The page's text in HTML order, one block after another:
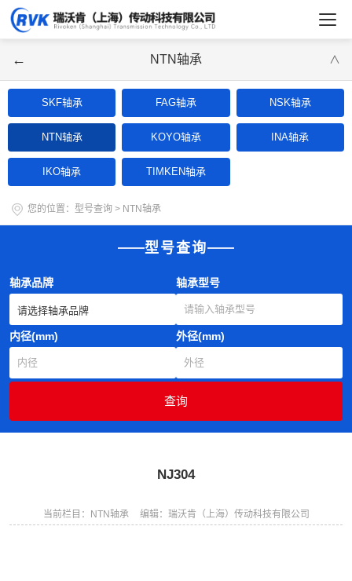
← NTN轴承 ∨
SKF轴承 FAG轴承 NSK轴承
NTN轴承 KOYO轴承 INA轴承
IKO轴承 TIMKEN轴承
您的位置： 型号查询 > NTN轴承
型号查询
轴承品牌 轴承型号
内径(mm) 外径(mm)
NJ304
当前栏目：NTN轴承 编辑：瑞沃肯（上海）传动科技有限公司